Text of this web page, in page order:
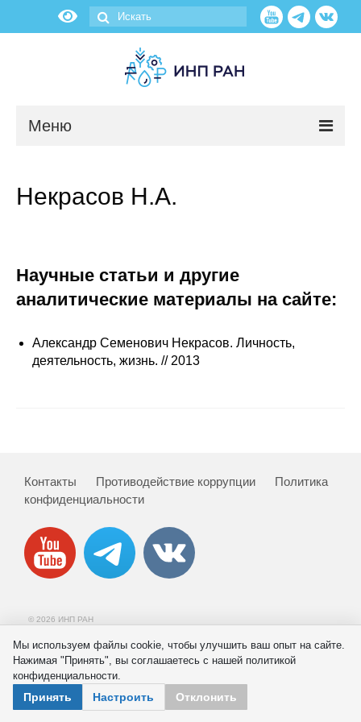
Меню
О нас
Научные подразделения
Сотрудники
Материалы для СМИ
Публикации
Научная жизнь
О журнале
Номера журналов
Некрасов Н.А.
Научные статьи и другие
аналитические материалы на сайте:
Александр Семенович Некрасов. Личность,
деятельность, жизнь. // 2013
Контакты Противодействие коррупции
Политика
конфиденциальности
© 2026 ИНП РАН
Мы используем файлы cookie, чтобы улучшить ваш опыт на сайте.
Нажимая "Принять", вы соглашаетесь с нашей политикой
конфиденциальности.
Принять Настроить Отклонить